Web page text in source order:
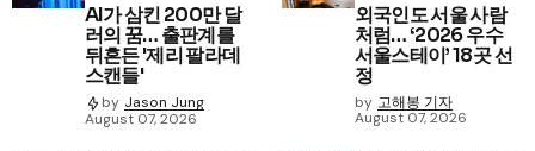
AI가 삼킨 200만 달
러의 꿈… 출판계를
뒤흔든 '제리 팔라데
스캔들'
by Jason Jung
August 07, 2026
외국인도 서울 사람
처럼… ‘2026 우수
서울스테이’ 18곳 선
정
by 고해봉 기자
August 07, 2026